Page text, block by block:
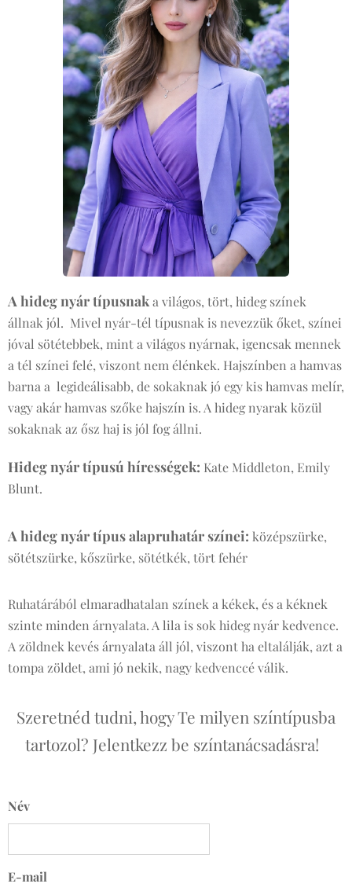
A hideg nyár típusnaka világos, tört, hideg színek
állnak jól. Mivel nyár-tél típusnak is nevezzük őket, színei
jóval sötétebbek, mint a világos nyárnak, igencsak mennek
a tél színei felé, viszont nem élénkek. Hajszínben a hamvas
barna a legideálisabb, de sokaknak jó egy kis hamvas melír,
vagy akár hamvas szőke hajszín is. A hideg nyarak közül
sokaknak az ősz haj is jól fog állni.
Hideg nyár típusú hírességek: Kate Middleton, Emily
Blunt.
A hideg nyár típus alapruhatár színei: középszürke,
sötétszürke, kőszürke, sötétkék, tört fehér
Ruhatárából elmaradhatalan színek a kékek, és a kéknek
szinte minden árnyalata. A lila is sok hideg nyár kedvence.
A zöldnek kevés árnyalata áll jól, viszont ha eltalálják, azt a
tompa zöldet, ami jó nekik, nagy kedvenccé válik.
Szeretnéd tudni, hogy Te milyen színtípusba
tartozol? Jelentkezz be színtanácsadásra!
Név
E-mail